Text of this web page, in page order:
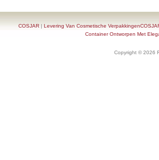
COSJAR | Levering Van Cosmetische
Container Ontworpen Met
Copyright © 2026